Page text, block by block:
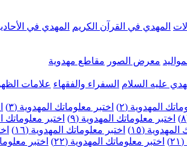
المهدي في القرآن الكريم المهدي في
معرض الصور مقاطع مهدوية
عليه السلام السفراء والفقهاء علامات
المهدوية (٢) اختبر معلوماتك المهدوية (٣)
اختبر معلوماتك المهدوية (٩) اختبر معلوماتك
(١٥) اختبر معلوماتك المهدوية (١٦)
اختبر معلوماتك المهدوية (٢٢) اختبر